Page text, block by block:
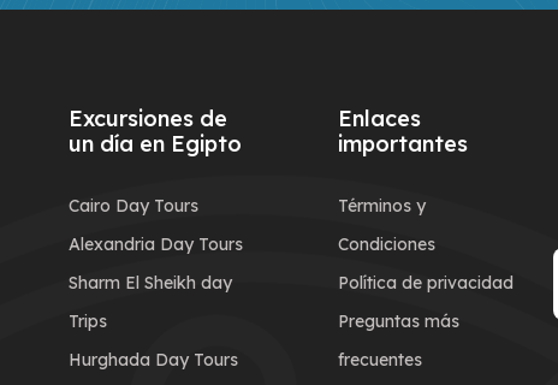
Excursiones de
un día en Egipto
Cairo Day Tours
Alexandria Day Tours
Sharm El Sheikh day
Trips
Hurghada Day Tours
Enlaces
importantes
Términos y
Condiciones
Política de privacidad
Preguntas más
frecuentes